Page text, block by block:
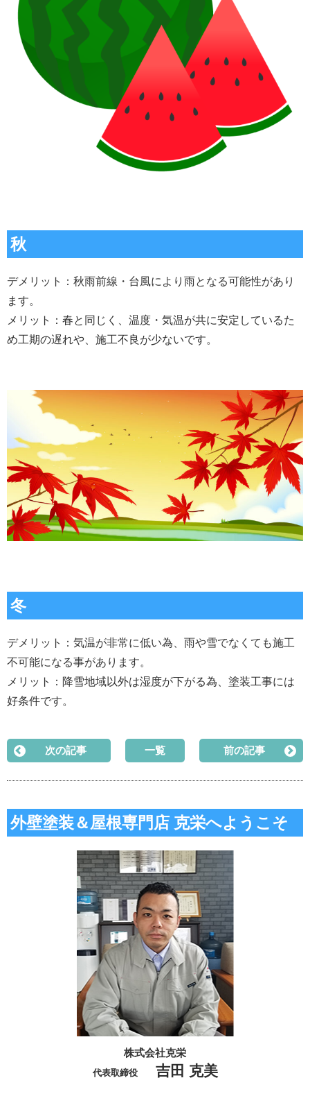
秋
デメリット：秋雨前線・台風により雨となる可能性があり
ます。
メリット：春と同じく、温度・気温が共に安定しているた
め工期の遅れや、施工不良が少ないです。
冬
デメリット：気温が非常に低い為、雨や雪でなくても施工
不可能になる事があります。
メリット：降雪地域以外は湿度が下がる為、塗装工事には
好条件です。
次の記事 一覧 前の記事
外壁塗装＆屋根専門店 克栄へようこそ
株式会社克栄
代表取締役 吉田 克美